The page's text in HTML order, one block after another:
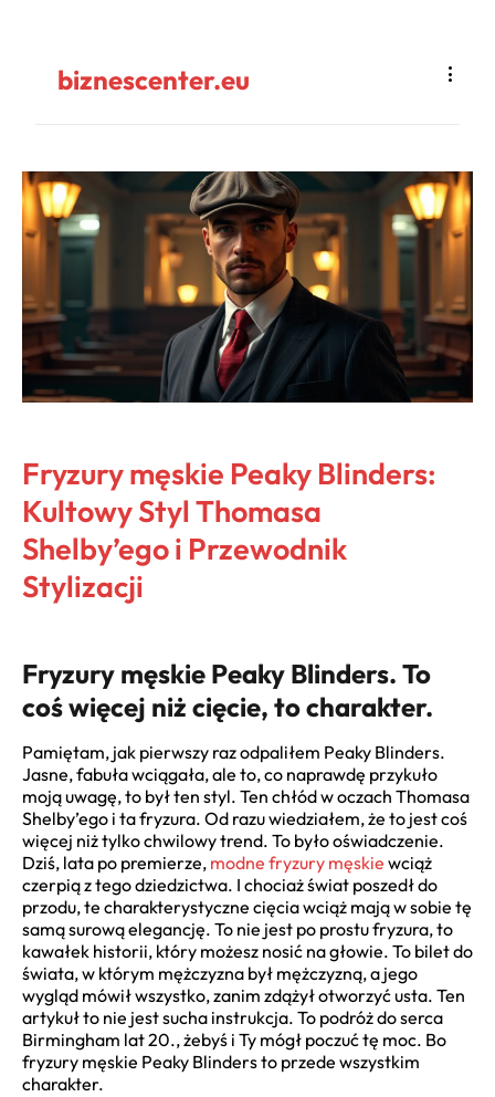
biznescenter.eu
Fryzury męskie Peaky Blinders:
Kultowy Styl Thomasa
Shelby’ego i Przewodnik
Stylizacji
Fryzury męskie Peaky Blinders. To
coś więcej niż cięcie, to charakter.
Pamiętam, jak pierwszy raz odpaliłem Peaky Blinders.
Jasne, fabuła wciągała, ale to, co naprawdę przykuło
moją uwagę, to był ten styl. Ten chłód w oczach Thomasa
Shelby’ego i ta fryzura. Od razu wiedziałem, że to jest coś
więcej niż tylko chwilowy trend. To było oświadczenie.
Dziś, lata po premierze, modne fryzury męskie wciąż
czerpią z tego dziedzictwa. I chociaż świat poszedł do
przodu, te charakterystyczne cięcia wciąż mają w sobie tę
samą surową elegancję. To nie jest po prostu fryzura, to
kawałek historii, który możesz nosić na głowie. To bilet do
świata, w którym mężczyzna był mężczyzną, a jego
wygląd mówił wszystko, zanim zdążył otworzyć usta. Ten
artykuł to nie jest sucha instrukcja. To podróż do serca
Birmingham lat 20., żebyś i Ty mógł poczuć tę moc. Bo
fryzury męskie Peaky Blinders to przede wszystkim
charakter.